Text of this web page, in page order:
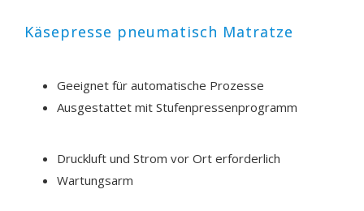
Käsepresse pneumatisch Matratze
Geeignet für automatische Prozesse
Ausgestattet mit Stufenpressenprogramm
Druckluft und Strom vor Ort erforderlich
Wartungsarm